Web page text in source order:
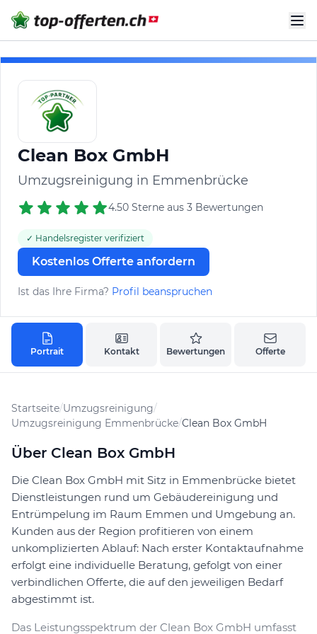
Clean Box GmbH
Umzugsreinigung in Emmenbrücke
4.50 Sterne aus 3 Bewertungen
✓ Handelsregister verifiziert
Kostenlos Offerte anfordern
Ist das Ihre Firma? Profil beanspruchen
Portrait Kontakt Bewertungen Offerte
Startseite/Umzugsreinigung/
Umzugsreinigung Emmenbrücke/Clean Box GmbH
Über Clean Box GmbH
Die Clean Box GmbH mit Sitz in Emmenbrücke bietet
Dienstleistungen rund um Gebäudereinigung und
Entrümpelung im Raum Emmen und Umgebung an.
Kunden aus der Region profitieren von einem
unkomplizierten Ablauf: Nach erster Kontaktaufnahme
erfolgt eine individuelle Beratung, gefolgt von einer
verbindlichen Offerte, die auf den jeweiligen Bedarf
abgestimmt ist.
Das Leistungsspektrum der Clean Box GmbH umfasst